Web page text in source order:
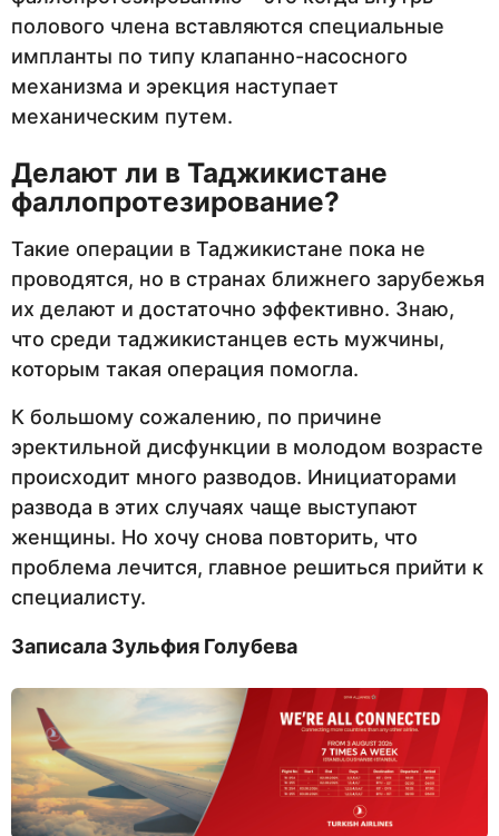
полового члена вставляются специальные
импланты по типу клапанно-насосного
механизма и эрекция наступает
механическим путем.
Делают ли в Таджикистане
фаллопротезирование?
Такие операции в Таджикистане пока не
проводятся, но в странах ближнего зарубежья
их делают и достаточно эффективно. Знаю,
что среди таджикистанцев есть мужчины,
которым такая операция помогла.
К большому сожалению, по причине
эректильной дисфункции в молодом возрасте
происходит много разводов. Инициаторами
развода в этих случаях чаще выступают
женщины. Но хочу снова повторить, что
проблема лечится, главное решиться прийти к
специалисту.
Записала Зульфия Голубева